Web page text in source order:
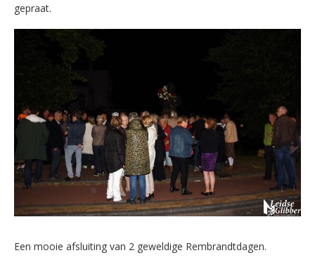
gepraat.
Een mooie afsluiting van 2 geweldige Rembrandtdagen.